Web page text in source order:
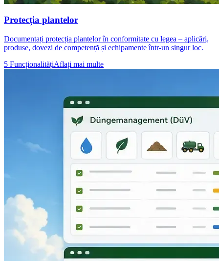
Protecția plantelor
Documentați protecția plantelor în conformitate cu legea – aplicări,
produse, dovezi de competență și echipamente într-un singur loc.
5 FuncționalitățiAflați mai multe